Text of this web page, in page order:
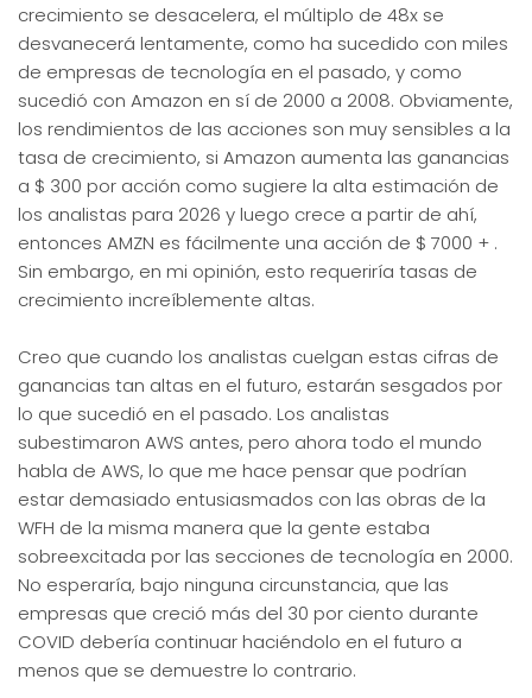
crecimiento se desacelera, el múltiplo de 48x se
desvanecerá lentamente, como ha sucedido con miles
de empresas de tecnología en el pasado, y como
sucedió con Amazon en sí de 2000 a 2008. Obviamente,
los rendimientos de las acciones son muy sensibles a la
tasa de crecimiento, si Amazon aumenta las ganancias
a $ 300 por acción como sugiere la alta estimación de
los analistas para 2026 y luego crece a partir de ahí,
entonces AMZN es fácilmente una acción de $ 7000 + .
Sin embargo, en mi opinión, esto requeriría tasas de
crecimiento increíblemente altas.
Creo que cuando los analistas cuelgan estas cifras de
ganancias tan altas en el futuro, estarán sesgados por
lo que sucedió en el pasado. Los analistas
subestimaron AWS antes, pero ahora todo el mundo
habla de AWS, lo que me hace pensar que podrían
estar demasiado entusiasmados con las obras de la
WFH de la misma manera que la gente estaba
sobreexcitada por las secciones de tecnología en 2000.
No esperaría, bajo ninguna circunstancia, que las
empresas que creció más del 30 por ciento durante
COVID debería continuar haciéndolo en el futuro a
menos que se demuestre lo contrario.